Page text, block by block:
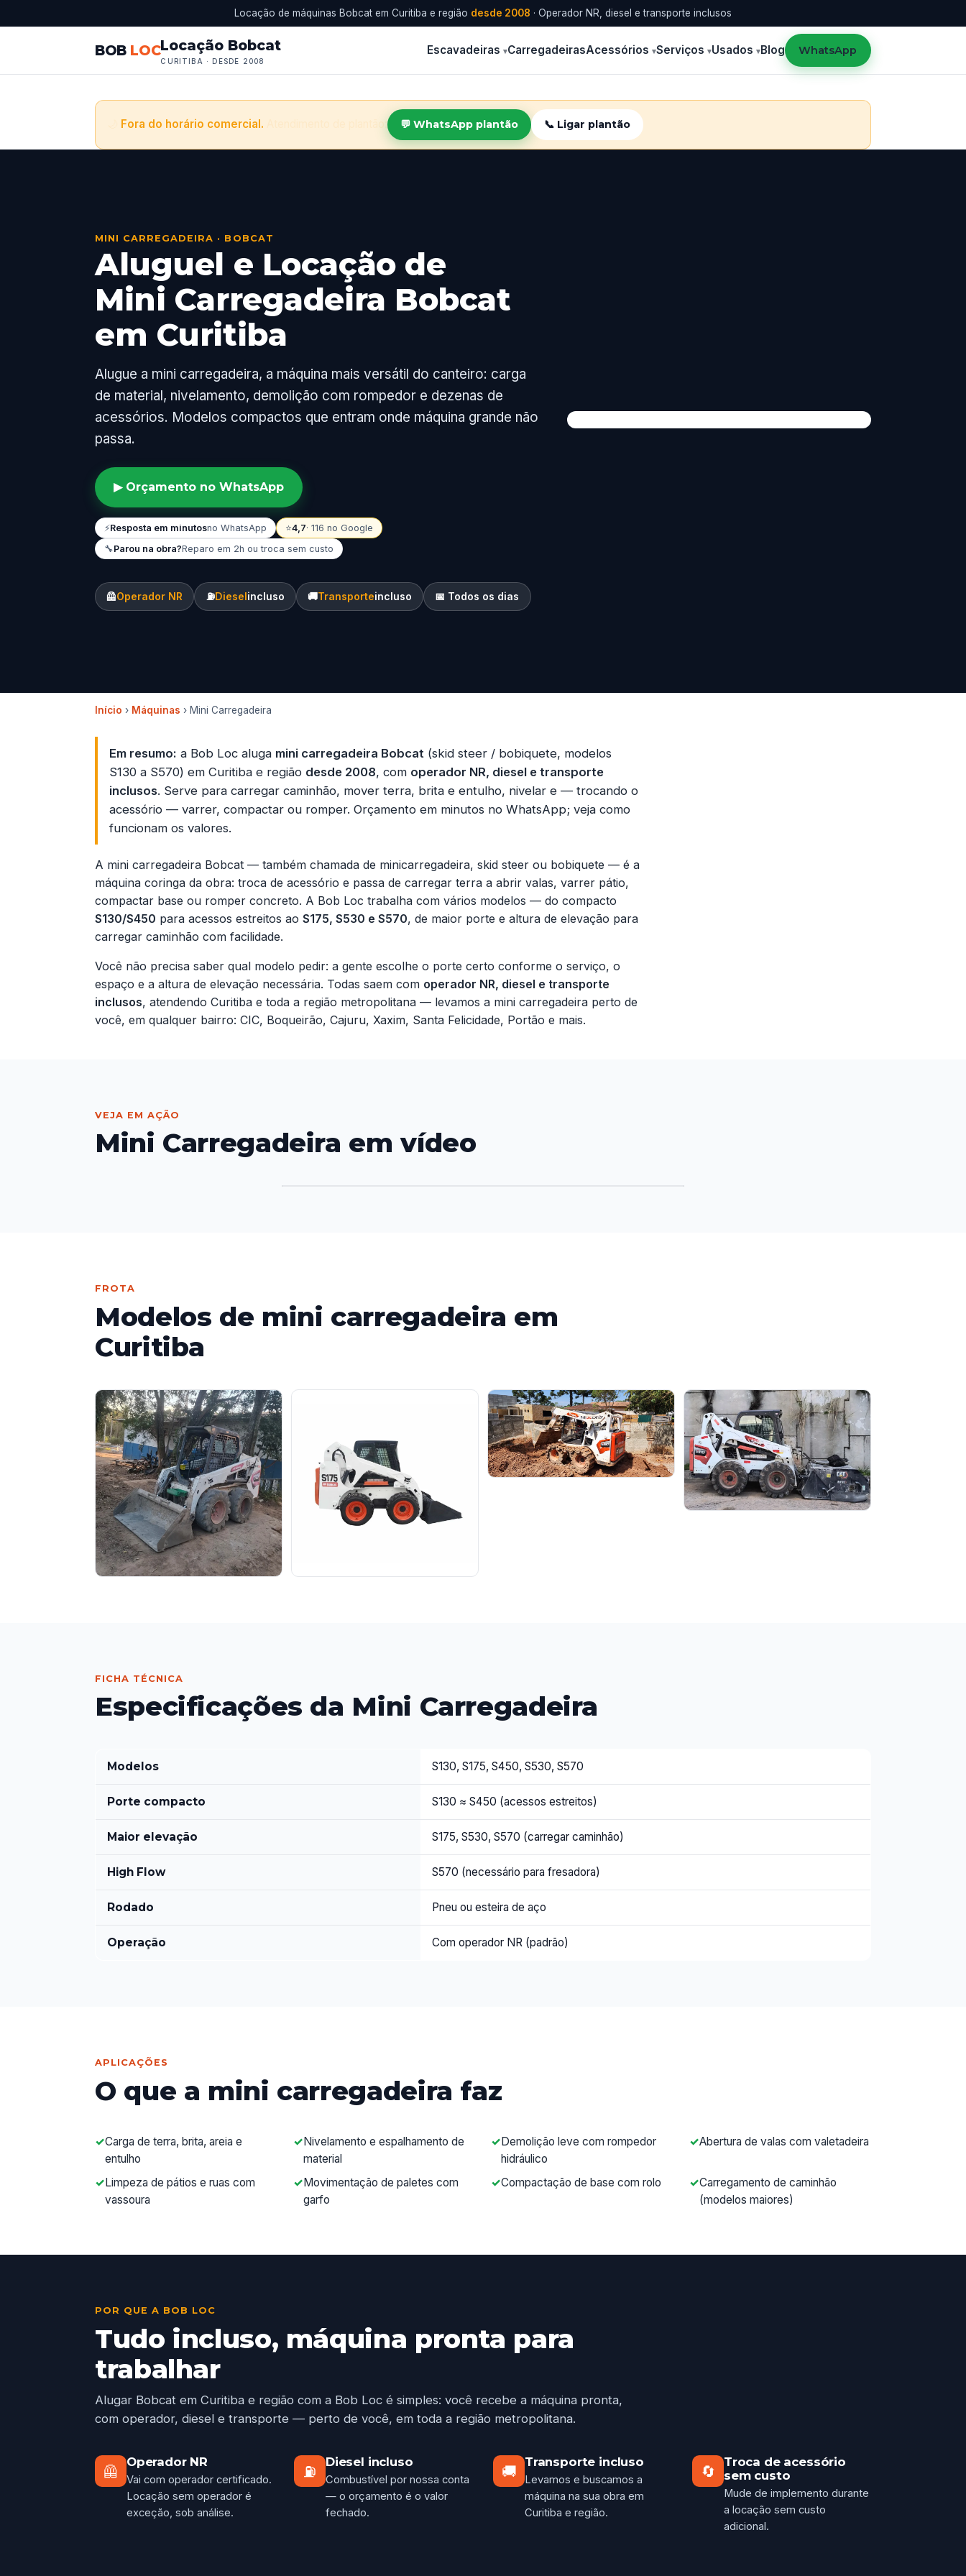
Locação de máquinas Bobcat em Curitiba e região desde 2008 · Operador NR, diesel e transporte inclusos
BOB LOCLocação Bobcat
CURITIBA · DESDE 2008
Escavadeiras CarregadeirasAcessórios Serviços Usados Blog WhatsApp
Fora do horário comercial. 💬 WhatsApp plantão 📞 Ligar plantão
MINI CARREGADEIRA · BOBCAT
Aluguel e Locação de
Mini Carregadeira Bobcat
em Curitiba
Alugue a mini carregadeira, a máquina mais versátil do canteiro: carga
de material, nivelamento, demolição com rompedor e dezenas de
acessórios. Modelos compactos que entram onde máquina grande não
passa.
▶ Orçamento no WhatsApp
⚡Resposta em minutosno WhatsApp ⭐4,7· 116 no Google
🔧Parou na obra?Reparo em 2h ou troca sem custo
🦺Operador NR ⛽Dieselincluso 🚚Transporteincluso 📅 Todos os dias
Início › Máquinas › Mini Carregadeira
Em resumo: a Bob Loc aluga mini carregadeira Bobcat (skid steer / bobiquete, modelos
S130 a S570) em Curitiba e região desde 2008, com operador NR, diesel e transporte
inclusos. Serve para carregar caminhão, mover terra, brita e entulho, nivelar e — trocando o
acessório — varrer, compactar ou romper. Orçamento em minutos no WhatsApp; veja como
funcionam os valores.
A mini carregadeira Bobcat — também chamada de minicarregadeira, skid steer ou bobiquete — é a
máquina coringa da obra: troca de acessório e passa de carregar terra a abrir valas, varrer pátio,
compactar base ou romper concreto. A Bob Loc trabalha com vários modelos — do compacto
S130/S450 para acessos estreitos ao S175, S530 e S570, de maior porte e altura de elevação para
carregar caminhão com facilidade.
Você não precisa saber qual modelo pedir: a gente escolhe o porte certo conforme o serviço, o
espaço e a altura de elevação necessária. Todas saem com operador NR, diesel e transporte
inclusos, atendendo Curitiba e toda a região metropolitana — levamos a mini carregadeira perto de
você, em qualquer bairro: CIC, Boqueirão, Cajuru, Xaxim, Santa Felicidade, Portão e mais.
VEJA EM AÇÃO
Mini Carregadeira em vídeo
FROTA
Modelos de mini carregadeira em
Curitiba
FICHA TÉCNICA
Especificações da Mini Carregadeira
Modelos S130, S175, S450, S530, S570
Porte compacto S130 ≈ S450 (acessos estreitos)
Maior elevação S175, S530, S570 (carregar caminhão)
High Flow S570 (necessário para fresadora)
Rodado Pneu ou esteira de aço
Operação Com operador NR (padrão)
APLICAÇÕES
O que a mini carregadeira faz
Carga de terra, brita, areia e
entulho
Nivelamento e espalhamento de
material
Demolição leve com rompedor
hidráulico
Abertura de valas com valetadeira
Limpeza de pátios e ruas com
vassoura
Movimentação de paletes com
garfo
Compactação de base com rolo
Carregamento de caminhão
(modelos maiores)
POR QUE A BOB LOC
Tudo incluso, máquina pronta para
trabalhar
Alugar Bobcat em Curitiba e região com a Bob Loc é simples: você recebe a máquina pronta,
com operador, diesel e transporte — perto de você, em toda a região metropolitana.
🦺
Operador NR
Vai com operador certificado.
Locação sem operador é
exceção, sob análise.
⛽
Diesel incluso
Combustível por nossa conta
— o orçamento é o valor
fechado.
🚚
Transporte incluso
Levamos e buscamos a
máquina na sua obra em
Curitiba e região.
🔄
Troca de acessório
sem custo
Mude de implemento durante
a locação sem custo
adicional.